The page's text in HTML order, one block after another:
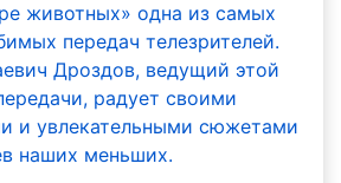
животных» одна из самых
передач телезрителей.
Дроздов, ведущий этой
радует своими
и увлекательными сюжетами
наших меньших.